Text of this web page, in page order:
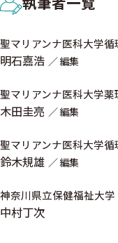
最後に，心不全栄養を
外医学社の皆様に御礼申
2022年5月
聖マリアンナ医科大学薬
仁）
て
7 なぜ心不全で低栄養
（若林秀隆）
1 血液検査で心不全の
2 急性心不全の栄養評
4 心不全の骨格筋量評
聖マリアンナ医科大学循
明石嘉浩 編集
聖マリアンナ医科大学薬
木田圭亮 編集
聖マリアンナ医科大学循
鈴木規雄 編集
神奈川県立保健福祉大学
中村丁次